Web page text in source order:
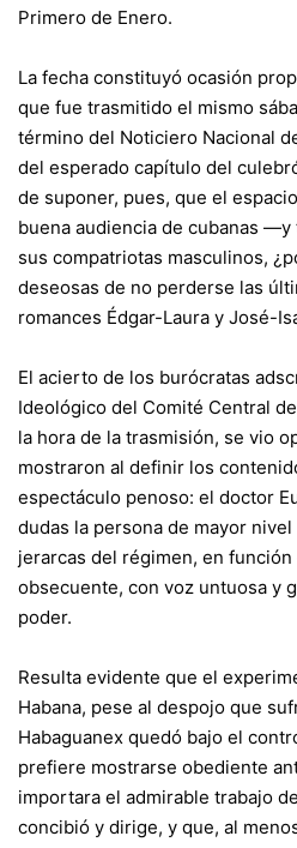
Primero de Enero.
La fecha constituyó ocasión
que fue trasmitido el mismo
término del Noticiero Nacional
del esperado capítulo del
de suponer, pues, que el
buena audiencia de cubanas
sus compatriotas masculinos,
deseosas de no perderse las
romances Édgar-Laura y José-
El acierto de los burócratas
Ideológico del Comité Central
la hora de la trasmisión, se vio
mostraron al definir los
espectáculo penoso: el doctor
dudas la persona de mayor
jerarcas del régimen, en
obsecuente, con voz untuosa y
poder.
Resulta evidente que el
Habana, pese al despojo que
Habaguanex quedó bajo el
prefiere mostrarse obediente
importara el admirable trabajo
concibió y dirige, y que, al